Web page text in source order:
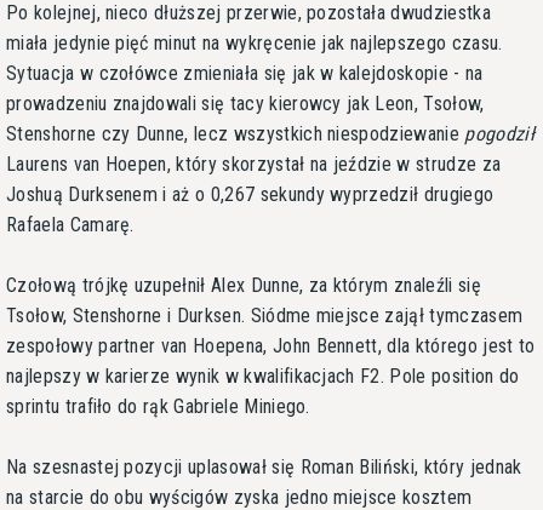
Po kolejnej, nieco dłuższej przerwie, pozostała dwudziestka
miała jedynie pięć minut na wykręcenie jak najlepszego czasu.
Sytuacja w czołówce zmieniała się jak w kalejdoskopie - na
prowadzeniu znajdowali się tacy kierowcy jak Leon, Tsołow,
Stenshorne czy Dunne, lecz wszystkich niespodziewanie pogodził
Laurens van Hoepen, który skorzystał na jeździe w strudze za
Joshuą Durksenem i aż o 0,267 sekundy wyprzedził drugiego
Rafaela Camarę.
Czołową trójkę uzupełnił Alex Dunne, za którym znaleźli się
Tsołow, Stenshorne i Durksen. Siódme miejsce zajął tymczasem
zespołowy partner van Hoepena, John Bennett, dla którego jest to
najlepszy w karierze wynik w kwalifikacjach F2. Pole position do
sprintu trafiło do rąk Gabriele Miniego.
Na szesnastej pozycji uplasował się Roman Biliński, który jednak
na starcie do obu wyścigów zyska jedno miejsce kosztem